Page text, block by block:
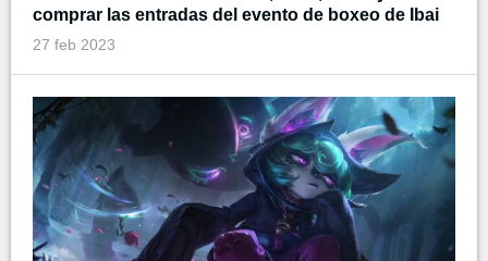
comprar las entradas del evento de boxeo de Ibai
27 feb 2023